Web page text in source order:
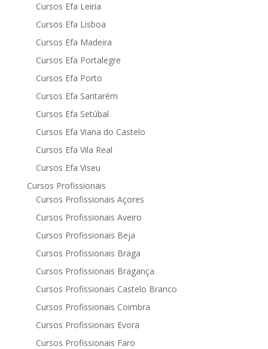
Cursos Efa Leiria
Cursos Efa Lisboa
Cursos Efa Madeira
Cursos Efa Portalegre
Cursos Efa Porto
Cursos Efa Santarém
Cursos Efa Setúbal
Cursos Efa Viana do Castelo
Cursos Efa Vila Real
Cursos Efa Viseu
Cursos Profissionais
Cursos Profissionais Açores
Cursos Profissionais Aveiro
Cursos Profissionais Beja
Cursos Profissionais Braga
Cursos Profissionais Bragança
Cursos Profissionais Castelo Branco
Cursos Profissionais Coimbra
Cursos Profissionais Evora
Cursos Profissionais Faro